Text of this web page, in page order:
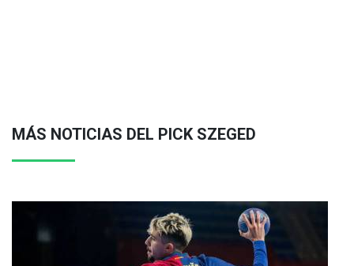
MÁS NOTICIAS DEL PICK SZEGED